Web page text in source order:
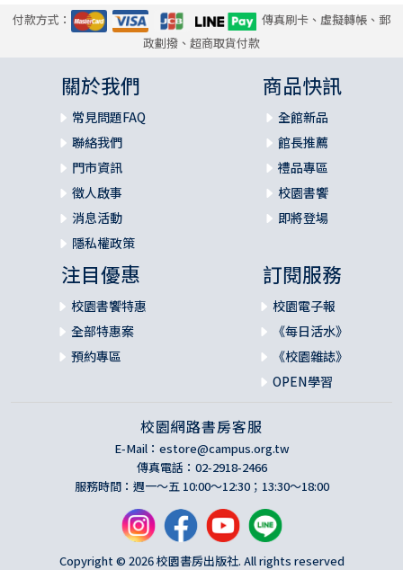
付款方式：
傳真刷卡、虛擬轉帳、郵
政劃撥、超商取貨付款
關於我們
常見問題FAQ
聯絡我們
門市資訊
徵人啟事
消息活動
隱私權政策
商品快訊
全館新品
館長推薦
禮品專區
校園書饗
即將登場
注目優惠
校園書饗特惠
全部特惠案
預約專區
訂閱服務
校園電子報
《每日活水》
《校園雜誌》
OPEN學習
校園網路書房客服
E-Mail： estore@campus.org.tw
傳真電話：02-2918-2466
服務時間：週一～五 10:00～12:30；13:30～18:00
Copyright © 2026 校園書房出版社. All rights reserved